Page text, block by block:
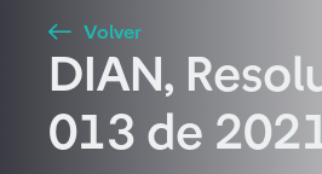
Buscar
Volver
DIAN,
013 de